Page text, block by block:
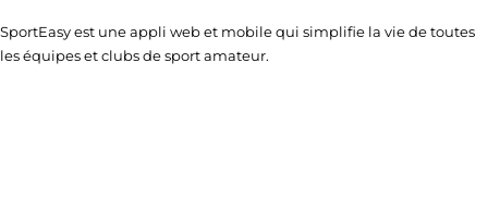
SportEasy est une appli web et mobile qui simplifie la vie de toutes
les équipes et clubs de sport amateur.